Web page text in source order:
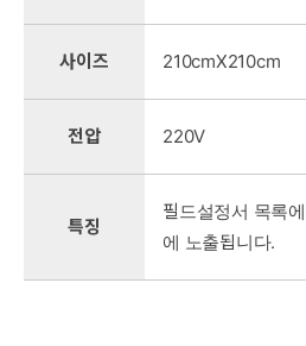
사이즈 210cmX210cm
전압 220V
특징
필드설정서 목록
에 노출됩니다.